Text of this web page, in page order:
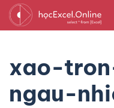
xao-
ngau-